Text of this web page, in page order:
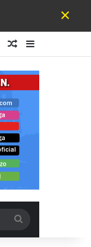
Powered by SendPulse
×
AccesoPublicación al
por